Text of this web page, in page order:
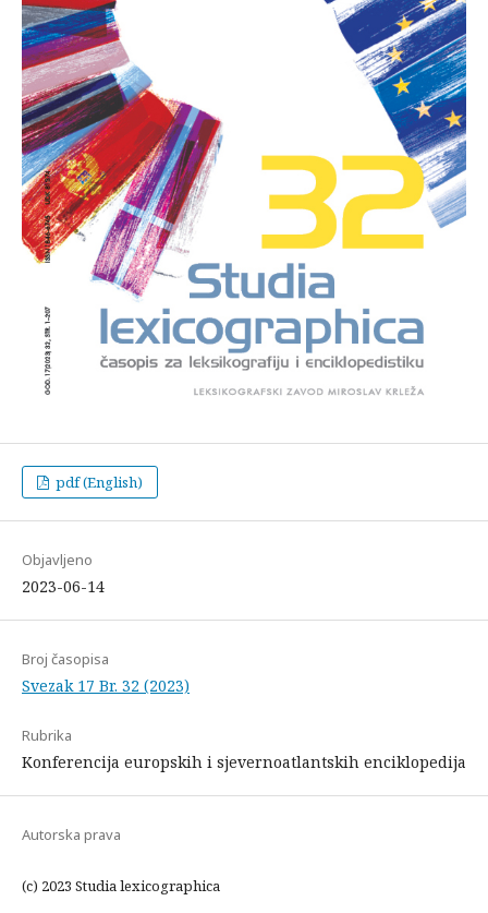
pdf (English)
Objavljeno
2023-06-14
Broj časopisa
Svezak 17 Br. 32 (2023)
Rubrika
Konferencija europskih i sjevernoatlantskih enciklopedija
Autorska prava
(c) 2023 Studia lexicographica